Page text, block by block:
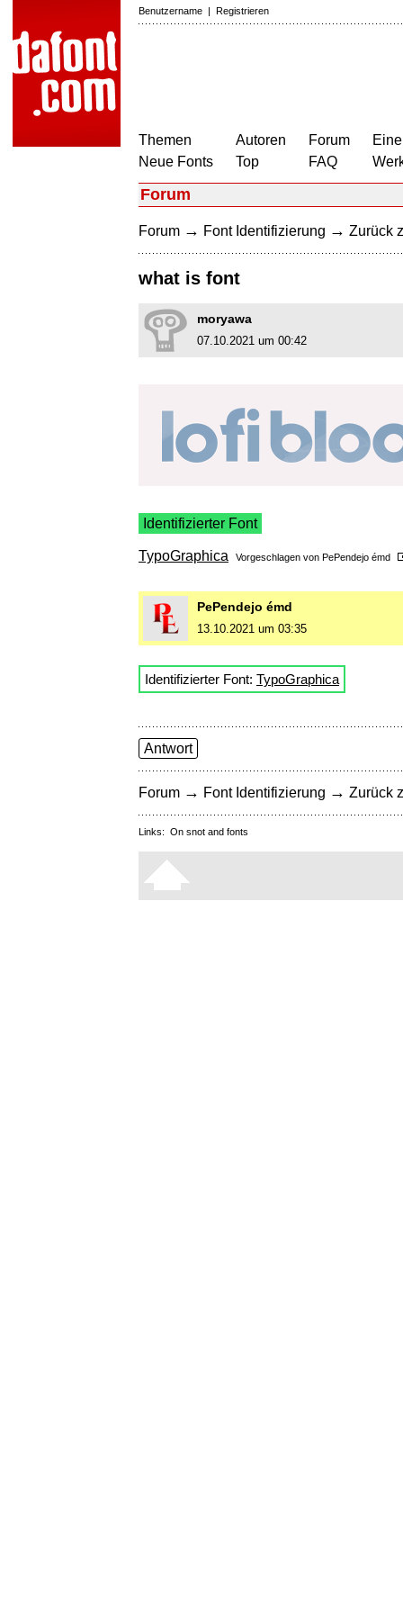
Benutzername | Registrieren
Themen
Neue Fonts
Autoren
Top
Forum
FAQ
Forum
Forum → Font Identifizierung → Zurück
what is font
moryawa
07.10.2021 um 00:42
Identifizierter Font
TypoGraphica Vorgeschlagen von PePendejo émd
PePendejo émd
13.10.2021 um 03:35
Identifizierter Font: TypoGraphica
Antwort
Forum → Font Identifizierung → Zurück
Links: On snot and fonts